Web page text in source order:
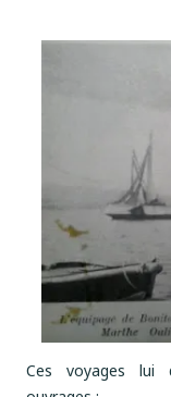
Ces voyages lui